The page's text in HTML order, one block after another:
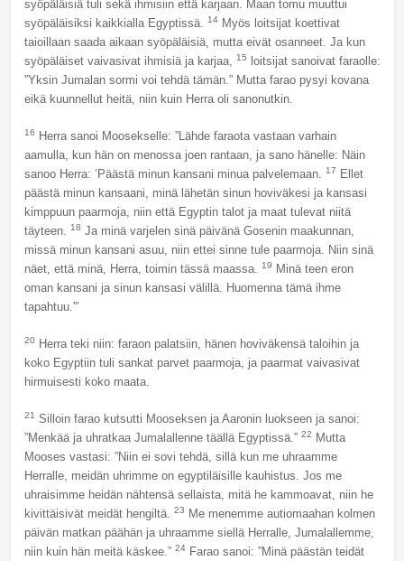
syöpäläisiä tuli sekä ihmisiin että karjaan. Maan tomu muuttui
syöpäläisiksi kaikkialla Egyptissä. 14Myös loitsijat koettivat
taioillaan saada aikaan syöpäläisiä, mutta eivät osanneet. Ja kun
syöpäläiset vaivasivat ihmisiä ja karjaa, 15
loitsijat sanoivat faraolle:
”Yksin Jumalan sormi voi tehdä tämän.” Mutta farao pysyi kovana
eikä kuunnellut heitä, niin kuin Herra oli sanonutkin.
16
Herra sanoi Moosekselle: ”Lähde faraota vastaan varhain
aamulla, kun hän on menossa joen rantaan, ja sano hänelle: Näin
sanoo Herra: ’Päästä minun kansani minua palvelemaan. 17
Ellet
päästä minun kansaani, minä lähetän sinun hoviväkesi ja kansasi
kimppuun paarmoja, niin että Egyptin talot ja maat tulevat niitä
täyteen. 18 Ja minä varjelen sinä päivänä Gosenin maakunnan,
missä minun kansani asuu, niin ettei sinne tule paarmoja. Niin sinä
näet, että minä, Herra, toimin tässä maassa. 19
Minä teen eron
oman kansani ja sinun kansasi välillä. Huomenna tämä ihme
tapahtuu.'”
20
Herra teki niin: faraon palatsiin, hänen hoviväkensä taloihin ja
koko Egyptiin tuli sankat parvet paarmoja, ja paarmat vaivasivat
hirmuisesti koko maata.
21 Silloin farao kutsutti Mooseksen ja Aaronin luokseen ja sanoi:
”Menkää ja uhratkaa Jumalallenne täällä Egyptissä.” 22
Mutta
Mooses vastasi: ”Niin ei sovi tehdä, sillä kun me uhraamme
Herralle, meidän uhrimme on egyptiläisille kauhistus. Jos me
uhraisimme heidän nähtensä sellaista, mitä he kammoavat, niin he
kivittäisivät meidät hengiltä. 23
Me menemme autiomaahan kolmen
päivän matkan päähän ja uhraamme siellä Herralle, Jumalallemme,
niin kuin hän meitä käskee.” 24Farao sanoi: ”Minä päästän teidät